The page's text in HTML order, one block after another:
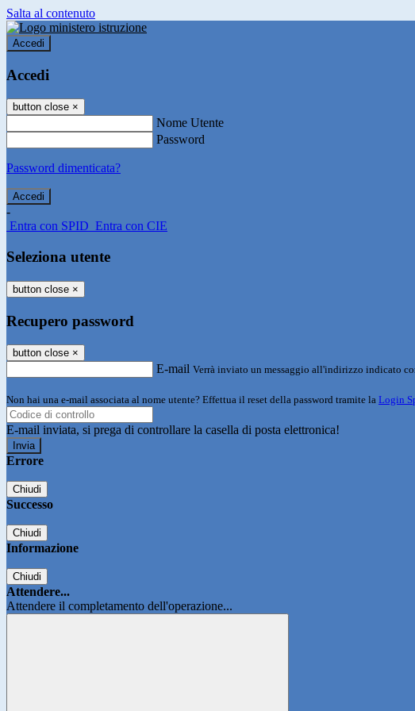
Salta al contenuto
Accedi
Accedi
button close ×
Nome Utente
Password
Password dimenticata?
-
Entra con SPID Entra con CIE
Seleziona utente
button close ×
Recupero password
button close ×
E-mail Verrà inviato un messaggio all'indirizzo indicato
Non hai una e-mail associata al nome utente? Effettua il reset della password tramite la Login
E-mail inviata, si prega di controllare la casella di posta elettronica!
Errore
Chiudi
Successo
Chiudi
Informazione
Chiudi
Attendere...
Attendere il completamento dell'operazione...